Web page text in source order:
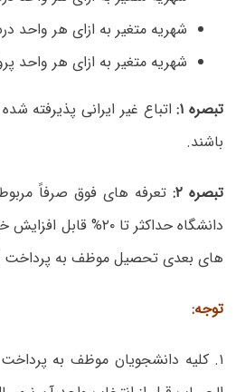
شهریه متغیر به ازای هر واحد درس عملی:
شهریه متغیر به ازای هر واحد پروژه نظری:
تبصره ۱:
باشند.
تبصره ۲:
های بعدی تحصیل موظف به پرداخت
توجه:
۱. کلیه دانشجویان موظف به